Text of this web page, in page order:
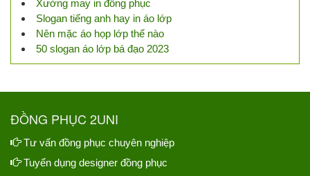
Xưởng may in đồng phục
Slogan tiếng anh hay in áo lớp
Nên mặc áo họp lớp thế nào
50 slogan áo lớp bá đạo 2023
ĐỒNG PHỤC 2UNI
Tư vấn đồng phục chuyên nghiệp
Tuyển dụng designer đồng phục